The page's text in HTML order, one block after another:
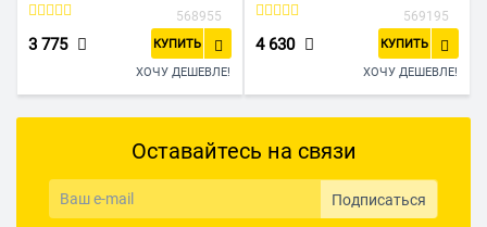
568955
3 775 КУПИТЬ
ХОЧУ ДЕШЕВЛЕ!
569195
4 630 КУПИТЬ
ХОЧУ ДЕШЕВЛЕ!
Оставайтесь на связи
Подписаться